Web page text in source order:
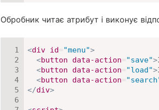
Обробник читає атрибут і виконує
<div id="menu">
<button data-action="save">
<button data-action="load ">
<button data-action="search
</div>